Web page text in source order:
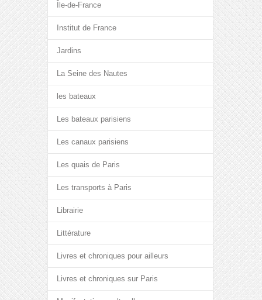
Île-de-France
Institut de France
Jardins
La Seine des Nautes
les bateaux
Les bateaux parisiens
Les canaux parisiens
Les quais de Paris
Les transports à Paris
Librairie
Littérature
Livres et chroniques pour ailleurs
Livres et chroniques sur Paris